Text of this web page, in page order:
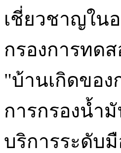
เชี่ยวชาญใน
กรองการทด
"บ้านเกิดขอ
การกรองน้ำ
บริการระดับ